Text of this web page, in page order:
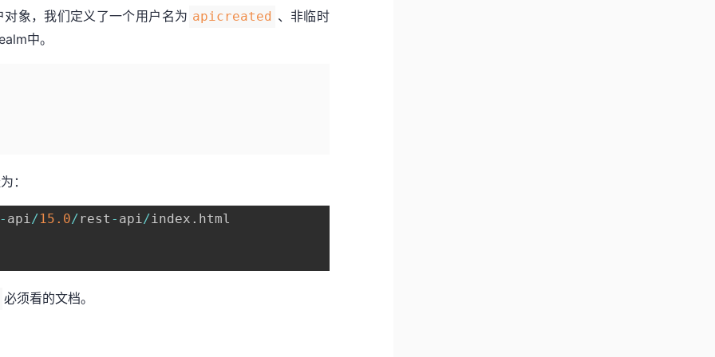
对象，我们定义了一个用户名为 apicreated 、非临时
中。
：
- api/15.0/rest - api/index .
必须看的文档。